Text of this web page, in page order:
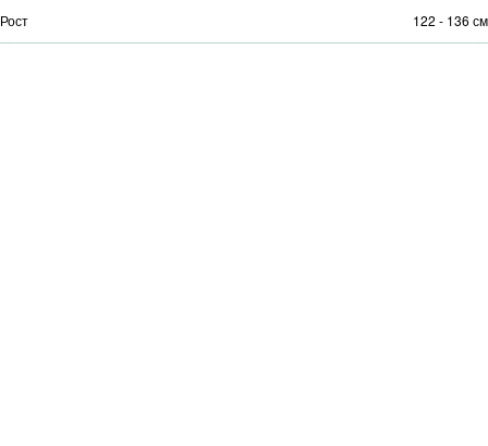
Рост 122 - 136 см